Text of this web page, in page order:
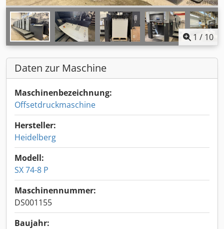
1 / 10
Daten zur Maschine
Maschinenbezeichnung:
Offsetdruckmaschine
Hersteller:
Heidelberg
Modell:
SX 74-8 P
Maschinennummer:
DS001155
Baujahr: